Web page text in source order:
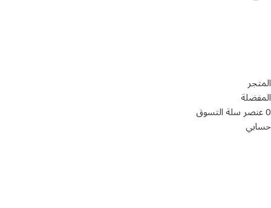
المتجر
المفضلة
0عنصرسلة التسوق
حسابي